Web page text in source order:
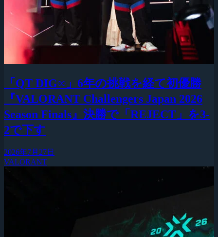
「QT DIG∞」6年の挑戦を経て初優勝
『VALORANT Challengers Japan 2026
Season Finals』決勝で「REJECT」を3-
2で下す
2026年7月27日
VALORANT